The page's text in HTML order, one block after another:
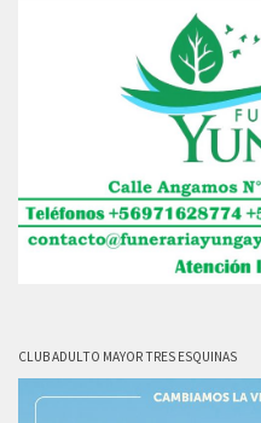
CLUB ADULTO MAYOR TRES ESQUINAS